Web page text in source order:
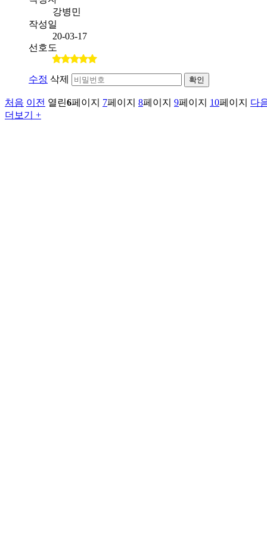
강병민
작성일
20-03-17
선호도
수정 삭제 확인
처음 이전 열린6페이지 7페이지 8페이지 9페이지 10페이지
다
더보기 +